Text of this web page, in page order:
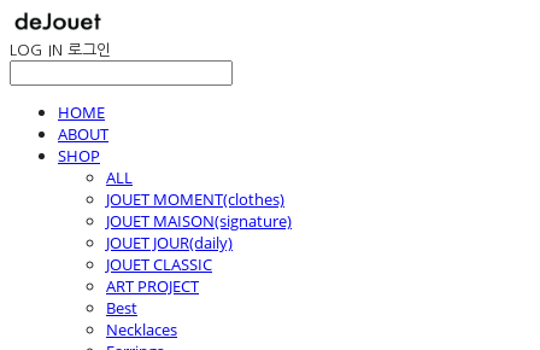
LOG IN 로그인
HOME
ABOUT
SHOP
ALL
JOUET MOMENT(clothes)
JOUET MAISON(signature)
JOUET JOUR(daily)
JOUET CLASSIC
ART PROJECT
Best
Necklaces